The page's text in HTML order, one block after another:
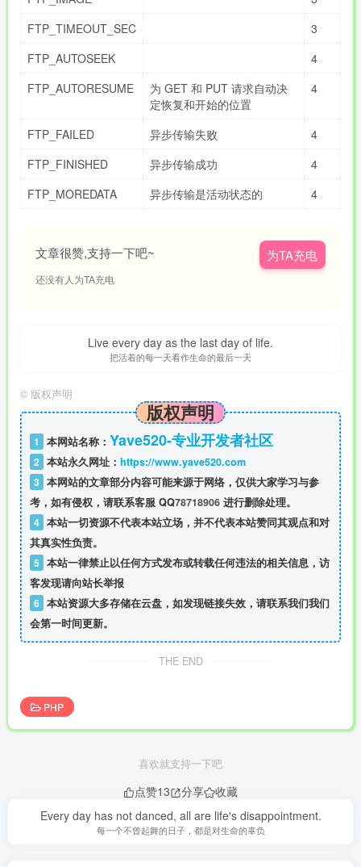
FTP_TIMEOUT_SEC
3
FTP_AUTOSEEK
4
FTP_AUTORESUME
为 GET 和 PUT 请求自动决
定恢复和开始的位置
4
FTP_FAILED 异步传输失败
4
FTP_FINISHED
异步传输成功
4
FTP_MOREDATA
异步传输是活动状态的 4
文章很赞,支持一下吧~
还没有人为TA充电
为TA充电
Live every day as the last day of life.
把活着的每一天看作生命的最后一天
© 版权声明
版权声明
1 本网站名称： Yave520-专业开发者社区
2 本站永久网址： https://www.yave520.com
3 本网站的文章部分内容可能来源于网络，仅供大家学习与参
考，如有侵权，请联系客服 QQ78718906 进行删除处理。
4 本站一切资源不代表本站立场，并不代表本站赞同其观点和对
其真实性负责。
5 本站一律禁止以任何方式发布或转载任何违法的相关信息，访
客发现请向站长举报
6 本站资源大多存储在云盘，如发现链接失效，请联系我们我们
会第一时间更新。
THE END
PHP
喜欢就支持一下吧
点赞13 分享
收藏
Every day has not danced, all are life's disappointment.
每一个不曾起舞的日子，都是对生命的辜负